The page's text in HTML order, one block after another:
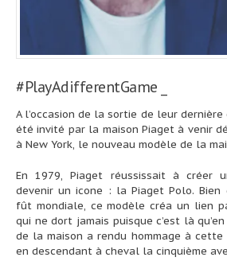
#PlayAdifferentGame _
A l’occasion de la sortie de leur dernière
été invité par la maison Piaget à venir
à New York, le nouveau modèle de la
En 1979, Piaget réussissait à créer
devenir un icone : la Piaget Polo. Bien
fût mondiale, ce modèle créa un lien
qui ne dort jamais puisque c’est là
de la maison a rendu hommage à cette
en descendant à cheval la cinquième